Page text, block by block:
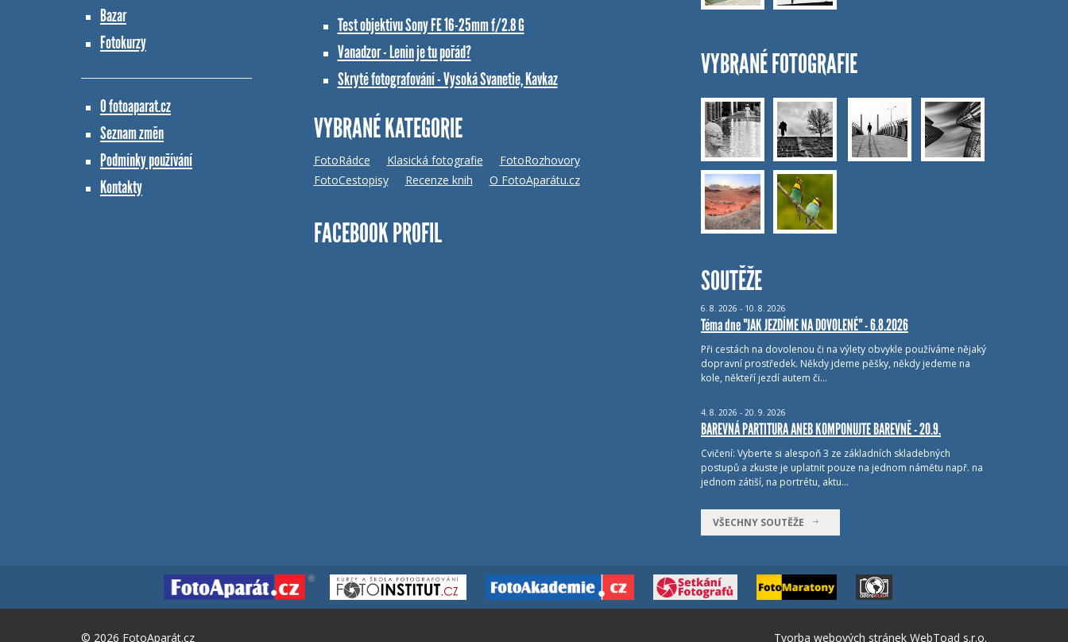
Bazar
Fotokurzy
O fotoaparat.cz
Seznam změn
Podmínky používání
Kontakty
Test objektivu Sony FE 16-25mm f/2.8 G
Vanadzor - Lenin je tu pořád?
Skryté fotografování - Vysoká Svanetie, Kavkaz
VYBRANÉ KATEGORIE
FotoRádce Klasická fotografie
FotoRozhovory
FotoCestopisy
Recenze knih O FotoAparátu.cz
FACEBOOK PROFIL
VYBRANÉ FOTOGRAFIE
SOUTĚŽE
6. 8. 2026 - 10. 8. 2026
Téma dne "JAK JEZDÍME NA DOVOLENÉ" - 6.8.2026
Při cestách na dovolenou či na výlety obvykle používáme nějaký
dopravní prostředek. Někdy jdeme pěšky, někdy jedeme na
kole, někteří jezdí autem či…
4. 8. 2026 - 20. 9. 2026
BAREVNÁ PARTITURA ANEB KOMPONUJTE BAREVNĚ - 20.9.
Cvičení: Vyberte si alespoň 3 ze základních skladebných
postupů a zkuste je uplatnit pouze na jednom námětu např. na
jednom zátiší, na portrétu, aktu…
VŠECHNY SOUTĚŽE
© 2026 FotoAparát.cz Tvorba webových stránek WebToad s.r.o.